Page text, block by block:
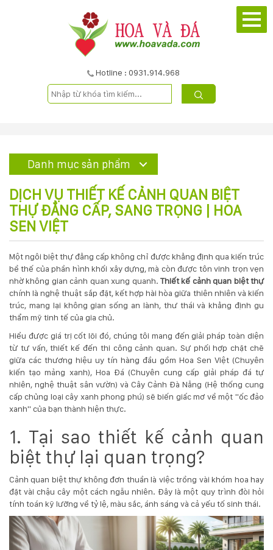
Hotline : 0931.914.968
PHẨM
DỊCH
VỤ
KỸ
THUẬT
TRỒNG
CÂY
HÌNH
LIÊN
HỆ
Danh mục sản phẩm
DỊCH VỤ THIẾT KẾ CẢNH QUAN BIỆT
THỰ ĐẲNG CẤP, SANG TRỌNG | HOA
SEN VIỆT
Một ngôi biệt thự đẳng cấp không chỉ được khẳng định qua kiến trúc
bề thế của phần hình khối xây dựng, mà còn được tôn vinh trọn vẹn
nhờ không gian cảnh quan xung quanh. Thiết kế cảnh quan biệt thự
chính là nghệ thuật sắp đặt, kết hợp hài hòa giữa thiên nhiên và kiến
trúc, mang lại không gian sống an lành, thư thái và khẳng định gu
thẩm mỹ tinh tế của gia chủ.
Hiểu được giá trị cốt lõi đó, chúng tôi mang đến giải pháp toàn diện
từ tư vấn, thiết kế đến thi công cảnh quan. Sự phối hợp chặt chẽ
giữa các thương hiệu uy tín hàng đầu gồm Hoa Sen Việt (Chuyên
kiến tạo mảng xanh), Hoa Đá (Chuyên cung cấp giải pháp đá tự
nhiên, nghệ thuật sân vườn) và Cây Cảnh Đà Nẵng (Hệ thống cung
cấp chủng loại cây xanh phong phú) sẽ biến giấc mơ về một "ốc đảo
xanh" của bạn thành hiện thực.
1. Tại sao thiết kế cảnh quan
biệt thự lại quan trọng?
Cảnh quan biệt thự không đơn thuần là việc trồng vài khóm hoa hay
đặt vài chậu cây một cách ngẫu nhiên. Đây là một quy trình đòi hỏi
tính toán kỹ lưỡng về tỷ lệ, màu sắc, ánh sáng và cả yếu tố sinh thái.